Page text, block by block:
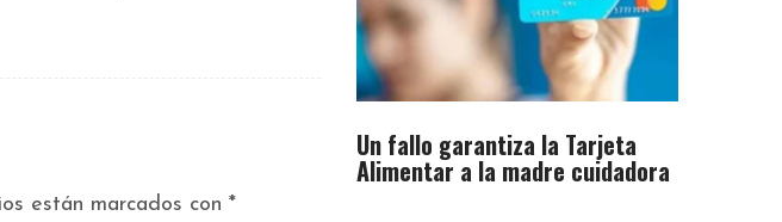
están marcados con *
Un fallo garantiza la Tarjeta
Alimentar a la madre cuidadora